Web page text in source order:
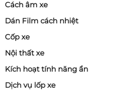
Cách âm xe
Dán Film cách nhiệt
Cốp xe
Nội thất xe
Kích hoạt tính năng ẩn
Dịch vụ lốp xe